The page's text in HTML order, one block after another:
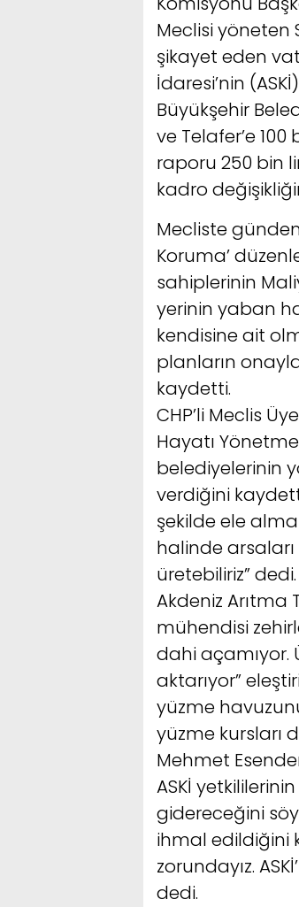
Meclisi yöneten
şikayet eden
İdaresi’nin
Büyükşehir
ve Telafer’e
raporu 250 bin
kadro
Mecliste
Koruma’
sahiplerinin
yerinin yaban
kendisine ait
planların
kaydetti.
CHP’li Meclis
Hayatı
belediyelerinin
verdiğini
şekilde ele
halinde
üretebiliriz” dedi.
Akdeniz Arıtma
mühendisi
dahi açamıyor.
aktarıyor”
yüzme
yüzme kursları
Mehmet
ASKİ
gidereceğini
ihmal edildiğini
zorundayız.
dedi.